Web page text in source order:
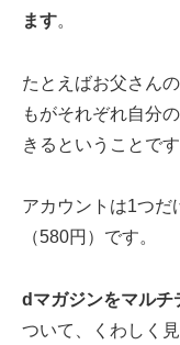
ます。
たとえばお父さん
もがそれぞれ自分
きるということです
アカウントは1つだ
（580円）です。
dマガジンをマルチ
ついて、くわしく